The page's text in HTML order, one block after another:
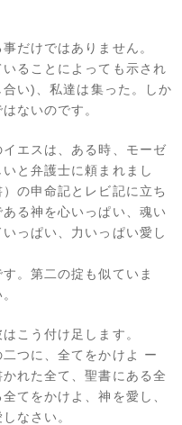
だけではありません。
ることによっても示され
い)、私達は集った。しか
ないのです。
エスは、ある時、モーゼ
と弁護士に頼まれまし
の申命記とレビ記に立ち
る神を心いっぱい、魂い
っぱい、力いっぱい愛し
。第二の掟も似ていま
こう付け足します。
つに、全てをかけよ ー
れた全て、聖書にある全
てをかけよ、神を愛し、
なさい。